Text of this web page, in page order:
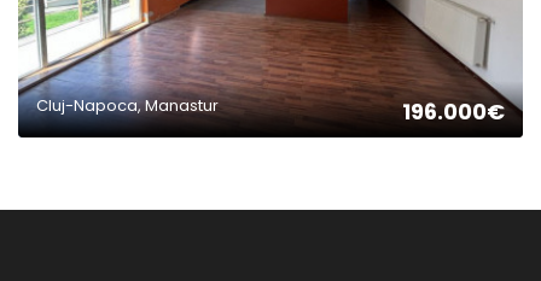
Cluj-Napoca, Manastur 196.000€